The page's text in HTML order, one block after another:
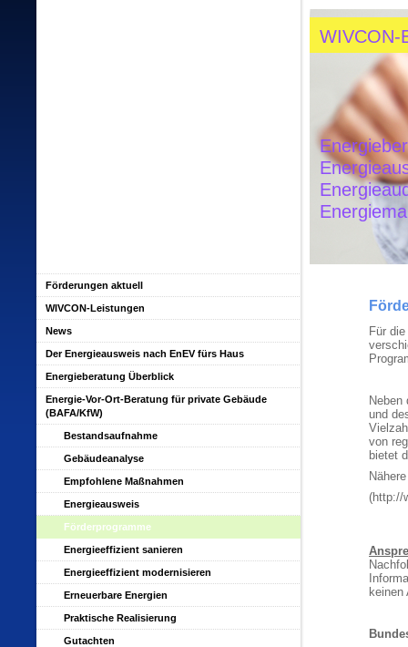
WIVCON-
Für
und
von
bietet
(http://
Förderungen aktuell
WIVCON-Leistungen
News
Der Energieausweis nach EnEV fürs Haus
Energieberatung Überblick
Energie-Vor-Ort-Beratung für private Gebäude
(BAFA/KfW)
Bestandsaufnahme
Gebäudeanalyse
Empfohlene Maßnahmen
Energieausweis
Förderprogramme
Energieeffizient sanieren
Energieeffizient modernisieren
Erneuerbare Energien
Praktische Realisierung
Gutachten